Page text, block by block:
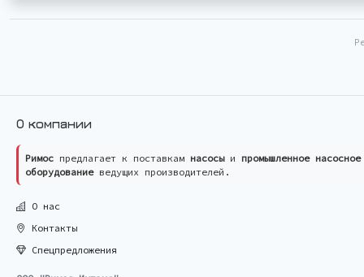
О компании
Римос предлагает к поставкам насосыи промышленное насосное
оборудованиеведущих производителей.
О нас
Контакты
Спецпредложения